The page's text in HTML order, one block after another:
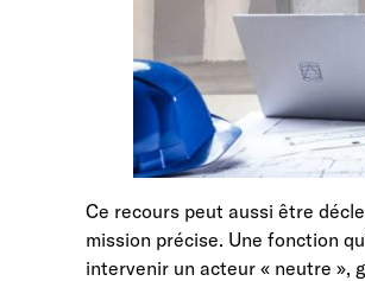
Ce recours peut aussi être
mission précise. Une fonction
intervenir un acteur « neutre »,